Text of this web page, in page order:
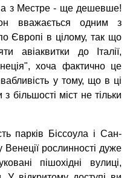
з Местре - ще дешевше!
вважається одним з
Європі в цілому, так що
авіаквитки до Італії,
хоча фактично це
у тому, що в ці
більшості міст не тільки
парків Біссоула і Сан-
рослинності дуже
пішохідні вулиці,